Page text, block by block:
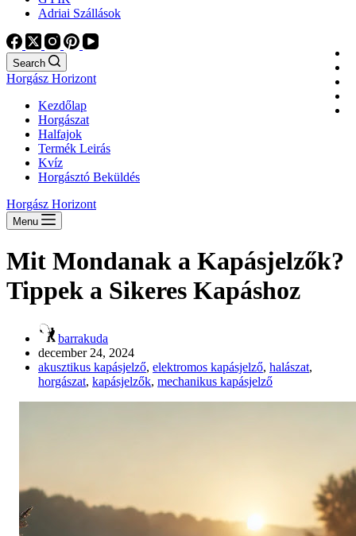
Adriai Szállások
Search
Horgász Horizont
Kezdőlap
Horgászat
Halfajok
Termék Leirás
Kvíz
Horgásztó Beküldés
Horgász Horizont
Menu
Mit Mondanak a Kapásjelzők?
Tippek a Sikeres Kapáshoz
barrakuda
december 24, 2024
akusztikus kapásjelző, elektromos kapásjelző, halászat,
horgászat, kapásjelzők, mechanikus kapásjelző